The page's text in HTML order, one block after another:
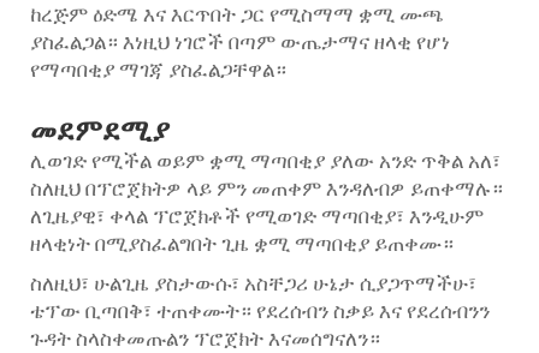
ከረጅም ዕድሜ እና እርጥበት ጋር የሚስማማ ቋሚ ሙጫ
ያስፈልጋል። እነዚህ ነገሮች በጣም ውጤታማና ዘላቂ የሆነ
የማጣበቂያ ማገጃ ያስፈልጋቸዋል።
መደምደሚያ
ሊወገድ የሚችል ወይም ቋሚ ማጣበቂያ ያለው አንድ ጥቅል አለ፣
ስለዚህ በፕሮጀክትዎ ላይ ምን መጠቀም እንዳለብዎ ይጠቀማሉ።
ለጊዜያዊ፣ ቀላል ፕሮጀክቶች የሚወገድ ማጣበቂያ፣ እንዲሁም
ዘላቂነት በሚያስፈልግበት ጊዜ ቋሚ ማጣበቂያ ይጠቀሙ።
ስለዚህ፣ ሁልጊዜ ያስታውሱ፣ አስቸጋሪ ሁኔታ ሲያጋጥማችሁ፣
ቴፕው ቢጣበቅ፣ ተጠቀሙት። የደረሰብን ስቃይ እና የደረሰብንን
ጉዳት ስላስቀመጡልን ፕሮጀክት እናመሰግናለን።